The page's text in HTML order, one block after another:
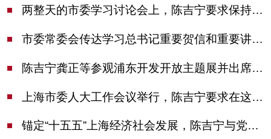
两整天的市委学习讨论会上，陈吉宁要求保持战略定力始终坚定信心善于科学应对
市委常委会传达学习总书记重要贺信和重要讲话精神，研究党建引领物业治理等工作
陈吉宁龚正等参观浦东开发开放主题展并出席座谈会
上海市委人大工作会议举行，陈吉宁要求在这些方面更加奋发有为
锚定“十五五”上海经济社会发展，陈吉宁与党外人士专题协商座谈